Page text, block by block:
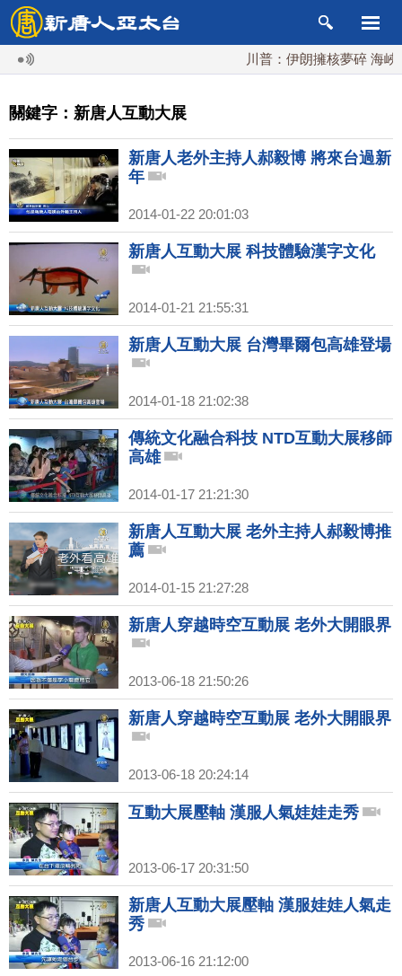
川普：伊朗擁核夢碎 海峽即
關鍵字：新唐人互動大展
新唐人老外主持人郝毅博 將來台過新
年
2014-01-22 20:01:03
新唐人互動大展 科技體驗漢字文化
2014-01-21 21:55:31
新唐人互動大展 台灣畢爾包高雄登場
2014-01-18 21:02:38
傳統文化融合科技 NTD互動大展移師
高雄
2014-01-17 21:21:30
新唐人互動大展 老外主持人郝毅博推
薦
2014-01-15 21:27:28
新唐人穿越時空互動展 老外大開眼界
2013-06-18 21:50:26
新唐人穿越時空互動展 老外大開眼界
2013-06-18 20:24:14
互動大展壓軸 漢服人氣娃娃走秀
2013-06-17 20:31:50
新唐人互動大展壓軸 漢服娃娃人氣走
秀
2013-06-16 21:12:00